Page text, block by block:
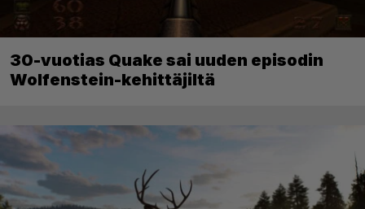
30-vuotias Quake sai uuden episodin
Wolfenstein-kehittäjiltä